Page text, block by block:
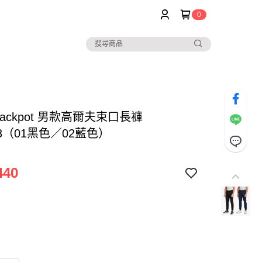
0
男款高爾夫束口長褲
01黑色／02藍色）